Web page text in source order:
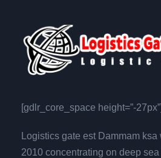
[gdlr_core_space height=”-27px”]
Logistics gate est Dammam
2010 concentrating on deep